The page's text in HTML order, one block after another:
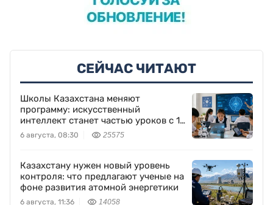
СЕЙЧАС ЧИТАЮТ
Школы Казахстана меняют
программу: искусственный
интеллект станет частью уроков с 1
класса
6 августа, 08:30 25575
Казахстану нужен новый уровень
контроля: что предлагают ученые на
фоне развития атомной энергетики
6 августа, 11:36 14058